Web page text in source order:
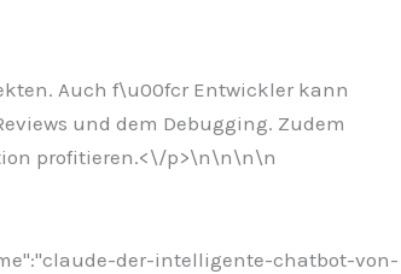
Auch f\u00fcr Entwickler kann
und dem Debugging. Zudem
profitieren.<\/p>\n\n\n\n
der-intelligente-chatbot-von-